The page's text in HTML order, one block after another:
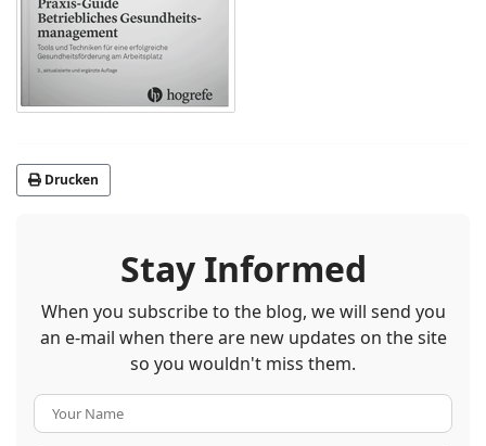
Drucken
Stay Informed
When you subscribe to the blog, we will send you
an e-mail when there are new updates on the site
so you wouldn't miss them.
Name